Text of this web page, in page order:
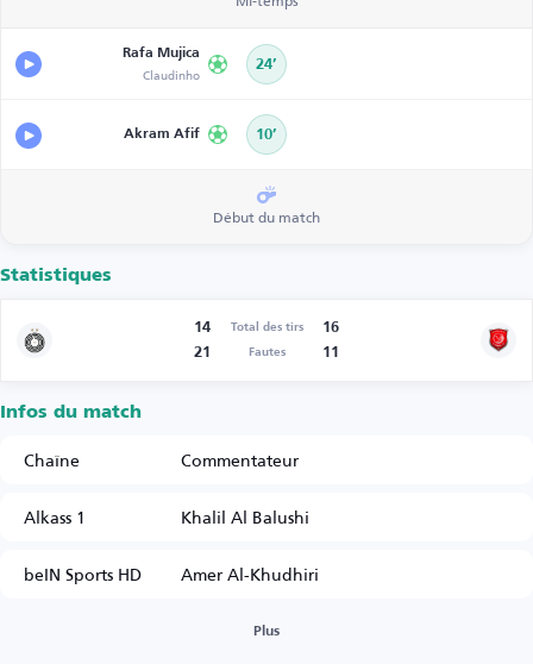
Rafa Mujica
Claudinho 24’
Akram Afif 10’
Début du match
Statistiques
14 Total des tirs
16
21
Fautes 11
Infos du match
Chaîne
Commentateur
Alkass 1
Khalil Al Balushi
beIN Sports HD
Amer Al-Khudhiri
Plus